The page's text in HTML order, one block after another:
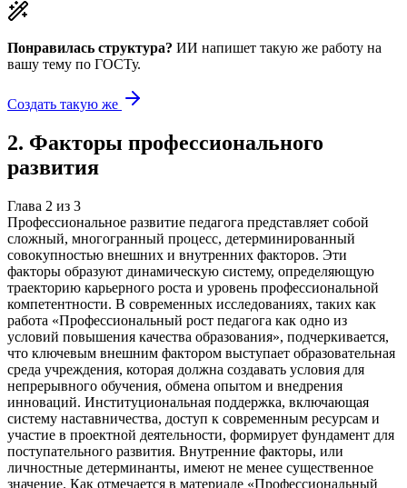
Понравилась структура? ИИ напишет такую же работу на
вашу тему по ГОСТу.
Создать такую же
2. Факторы профессионального
развития
Глава 2 из 3
Профессиональное развитие педагога представляет собой
сложный, многогранный процесс, детерминированный
совокупностью внешних и внутренних факторов. Эти
факторы образуют динамическую систему, определяющую
траекторию карьерного роста и уровень профессиональной
компетентности. В современных исследованиях, таких как
работа «Профессиональный рост педагога как одно из
условий повышения качества образования», подчеркивается,
что ключевым внешним фактором выступает образовательная
среда учреждения, которая должна создавать условия для
непрерывного обучения, обмена опытом и внедрения
инноваций. Институциональная поддержка, включающая
систему наставничества, доступ к современным ресурсам и
участие в проектной деятельности, формирует фундамент для
поступательного развития. Внутренние факторы, или
личностные детерминанты, имеют не менее существенное
значение. Как отмечается в материале «Профессиональный